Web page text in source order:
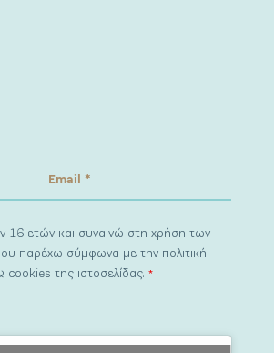
16 ετών και συναινώ στη χρήση των
παρέχω σύμφωνα με την πολιτική
της ιστοσελίδας.*